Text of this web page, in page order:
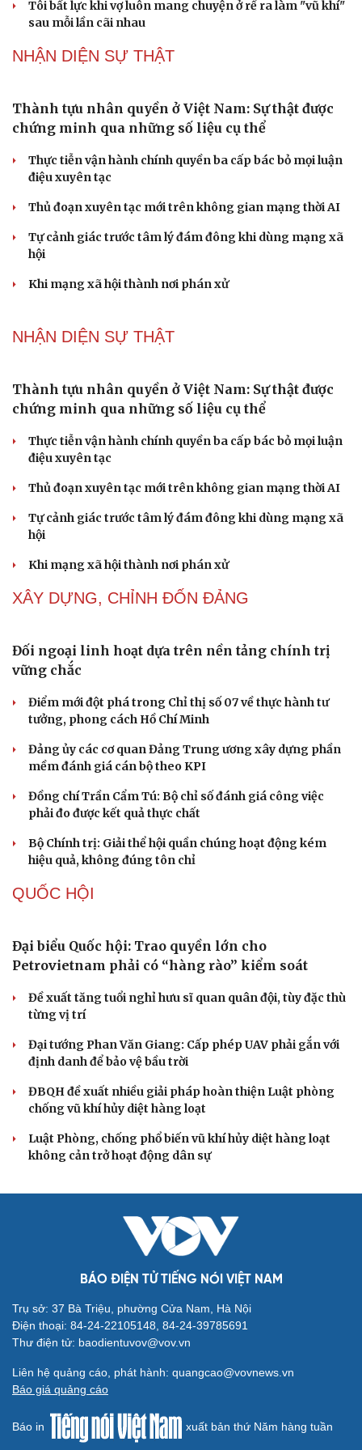
Petrovietnam phải có “hàng rào” kiểm soát
Đề xuất tăng tuổi nghỉ hưu sĩ quan quân đội, tùy đặc thù
từng vị trí
định danh để bảo vệ bầu trời
chống vũ khí hủy diệt hàng loạt
Luật Phòng, chống phổ biến vũ khí hủy diệt hàng loạt
không cản trở hoạt động dân sự
PODCAST
Chính sách giáo dục phải được đo bằng sự tiến bộ,
Bác sĩ cảnh báo phim người lớn, rượu bia đang âm thầm
Cái giá đắt của việc tiêm silicon làm to "cậu nhỏ"
Dấu hiệu tiền mãn kinh sớm phụ nữ cần biết
Tôi bất lực khi vợ luôn mang chuyện ở rể ra làm "vũ khí"
sau mỗi lần cãi nhau
NHẬN DIỆN SỰ THẬT
chứng minh qua những số liệu cụ thể
Thực tiễn vận hành chính quyền ba cấp bác bỏ mọi luận
Thủ đoạn xuyên tạc mới trên không gian mạng thời AI
Tự cảnh giác trước tâm lý đám đông khi dùng mạng xã
hội
Khi mạng xã hội thành nơi phán xử
Thành tựu nhân quyền ở Việt Nam: Sự thật được
chứng minh qua những số liệu cụ thể
Thực tiễn vận hành chính quyền ba cấp bác bỏ mọi luận
điệu xuyên tạc
Tự cảnh giác trước tâm lý đám đông khi dùng mạng xã
Khi mạng xã hội thành nơi phán xử
XÂY DỰNG, CHỈNH ĐỐN ĐẢNG
Đối ngoại linh hoạt dựa trên nền tảng chính trị
vững chắc
Điểm mới đột phá trong Chỉ thị số 07 về thực hành tư
tưởng, phong cách Hồ Chí Minh
Đảng ủy các cơ quan Đảng Trung ương xây dựng phần
Đồng chí Trần Cẩm Tú: Bộ chỉ số đánh giá công việc
phải đo được kết quả thực chất
Bộ Chính trị: Giải thể hội quần chúng hoạt động kém
hiệu quả, không đúng tôn chỉ
QUỐC HỘI
Đại biểu Quốc hội: Trao quyền lớn cho
Petrovietnam phải có “hàng rào” kiểm soát
Đề xuất tăng tuổi nghỉ hưu sĩ quan quân đội, tùy đặc thù